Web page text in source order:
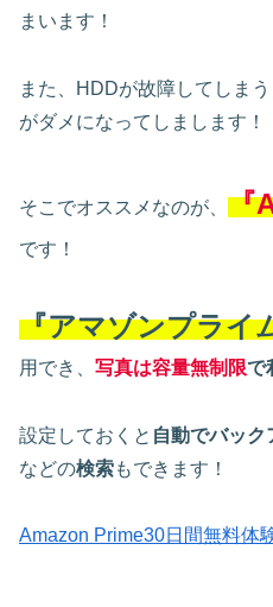
まいます！
また、HDDが故障してしま
がダメになってしまします！
そこでオススメなのが、 『
です！
『アマゾンプライ
用でき、 写真は容量無制限で
設定しておくと 自動でバック
などの検索もできます！
Amazon Prime30日間無料体